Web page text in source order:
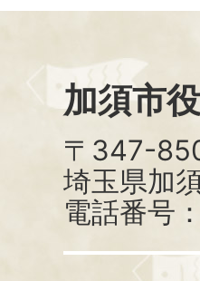
加須市
〒347-
埼玉県加
電話番号